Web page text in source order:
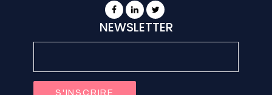
NEWSLETTER